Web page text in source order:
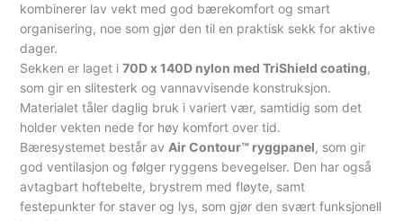
kombinerer lav vekt med god bærekomfort og smart
organisering, noe som gjør den til en praktisk sekk for aktive
dager.
Sekken er laget i70D x 140D nylon med TriShield coating,
som gir en slitesterk og vannavvisende konstruksjon.
Materialet tåler daglig bruk i variert vær, samtidig som det
holder vekten nede for høy komfort over tid.
Bæresystemet består av Air Contour™ ryggpanel, som gir
god ventilasjon og følger ryggens bevegelser. Den har også
avtagbart hoftebelte, brystrem med fløyte, samt
festepunkter for staver og lys, som gjør den svært funksjonell